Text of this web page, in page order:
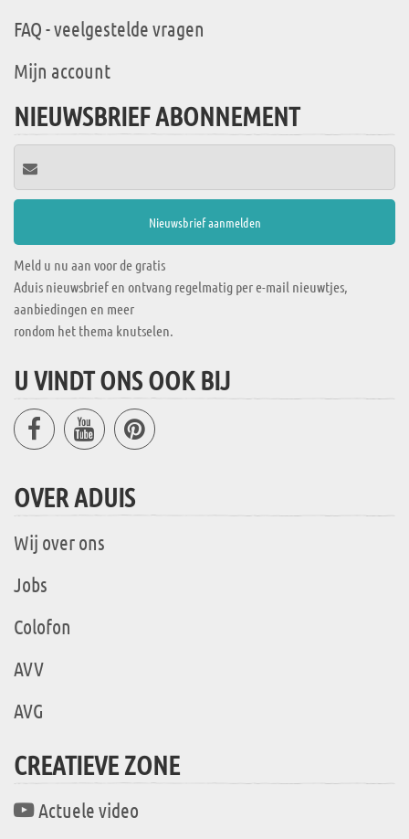
FAQ - veelgestelde vragen
Mijn account
NIEUWSBRIEF ABONNEMENT
Meld u nu aan voor de gratis
Aduis nieuwsbrief en ontvang regelmatig per e-mail nieuwtjes,
aanbiedingen en meer
rondom het thema knutselen.
U VINDT ONS OOK BIJ
OVER ADUIS
Wij over ons
Jobs
Colofon
AVV
AVG
CREATIEVE ZONE
Actuele video